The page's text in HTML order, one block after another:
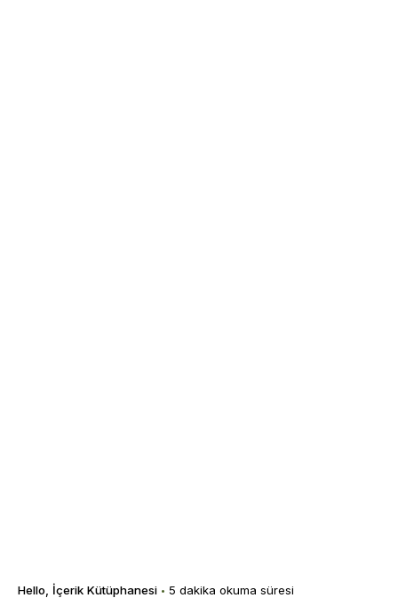
Hello İçerik Kütüphanesi 5 dakika okuma süresi